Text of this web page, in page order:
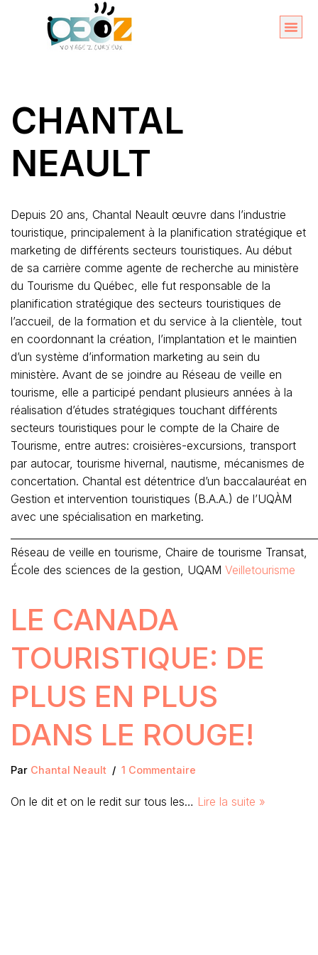
CHANTAL
NEAULT
Depuis 20 ans, Chantal Neault œuvre dans l’industrie
touristique, principalement à la planification stratégique et
marketing de différents secteurs touristiques. Au début
de sa carrière comme agente de recherche au ministère
du Tourisme du Québec, elle fut responsable de la
planification stratégique des secteurs touristiques de
l’accueil, de la formation et du service à la clientèle, tout
en coordonnant la création, l’implantation et le maintien
d’un système d’information marketing au sein du
ministère. Avant de se joindre au Réseau de veille en
tourisme, elle a participé pendant plusieurs années à la
réalisation d’études stratégiques touchant différents
secteurs touristiques pour le compte de la Chaire de
Tourisme, entre autres: croisières-excursions, transport
par autocar, tourisme hivernal, nautisme, mécanismes de
concertation. Chantal est détentrice d’un baccalauréat en
Gestion et intervention touristiques (B.A.A.) de l’UQÀM
avec une spécialisation en marketing.
Réseau de veille en tourisme, Chaire de tourisme Transat,
École des sciences de la gestion, UQAM Veilletourisme
LE CANADA
TOURISTIQUE: DE
PLUS EN PLUS
DANS LE ROUGE!
Par Chantal Neault 1 Commentaire
On le dit et on le redit sur tous les… Lire la suite »